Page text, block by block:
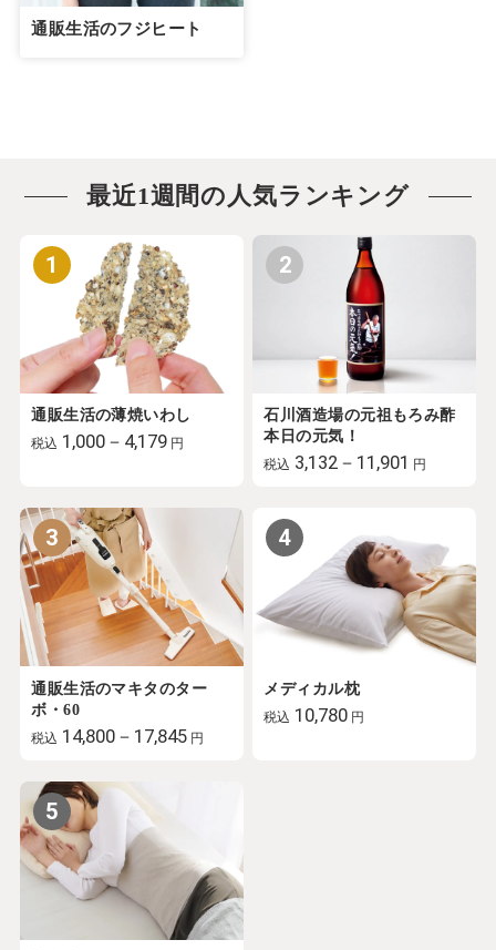
通販生活のフジヒート
最近1週間の人気ランキング
通販生活の薄焼いわし
税込 1,000－4,179 円
1
石川酒造場の元祖もろみ酢
本日の元気！
税込 3,132－11,901 円
2
通販生活のマキタのター
ボ・60
税込 14,800－17,845 円
3
メディカル枕
税込 10,780 円
4
5